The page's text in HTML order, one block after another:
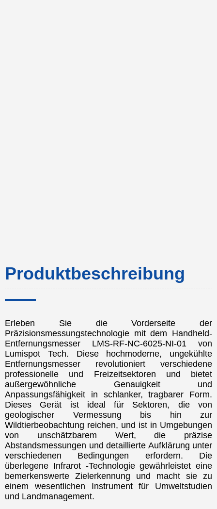
Produktbeschreibung
Erleben Sie die Vorderseite der
Präzisionsmessungstechnologie mit dem Handheld-
Entfernungsmesser LMS-RF-NC-6025-NI-01 von
Lumispot Tech. Diese hochmoderne, ungekühlte
Entfernungsmesser revolutioniert verschiedene
professionelle und Freizeitsektoren und bietet
außergewöhnliche Genauigkeit und
Anpassungsfähigkeit in schlanker, tragbarer Form.
Dieses Gerät ist ideal für Sektoren, die von
geologischer Vermessung bis hin zur
Wildtierbeobachtung reichen, und ist in Umgebungen
von unschätzbarem Wert, die präzise
Abstandsmessungen und detaillierte Aufklärung unter
verschiedenen Bedingungen erfordern. Die
überlegene Infrarot -Technologie gewährleistet eine
bemerkenswerte Zielerkennung und macht sie zu
einem wesentlichen Instrument für Umweltstudien
und Landmanagement.